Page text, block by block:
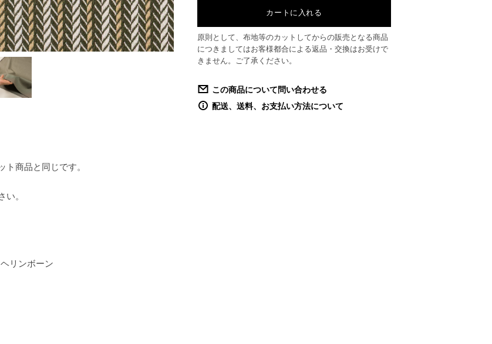
原則として、布地等のカットしてからの販売となる商品
につきましてはお客様都合による返品・交換はお受けで
きません。ご了承ください。
この商品について問い合わせる
配送、送料、お支払い方法について
商品と同じです。
。
リンボーン